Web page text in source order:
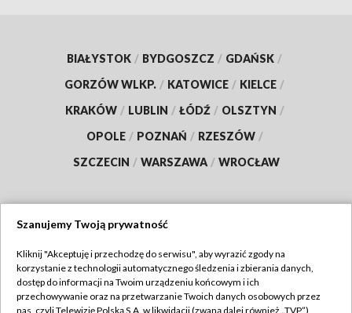
BIAŁYSTOK / BYDGOSZCZ / GDAŃSK /
GORZÓW WLKP. / KATOWICE / KIELCE /
KRAKÓW / LUBLIN / ŁÓDŹ / OLSZTYN /
OPOLE / POZNAŃ / RZESZÓW /
SZCZECIN / WARSZAWA / WROCŁAW
TVP
Abonament TVP
Regulamin TVP
Szanujemy Twoją prywatność
Kliknij "Akceptuję i przechodzę do serwisu", aby wyrazić zgody na
korzystanie z technologii automatycznego śledzenia i zbierania danych,
dostęp do informacji na Twoim urządzeniu końcowym i ich
przechowywanie oraz na przetwarzanie Twoich danych osobowych przez
nas, czyli Telewizję Polską S.A. w likwidacji (zwaną dalej również „TVP”),